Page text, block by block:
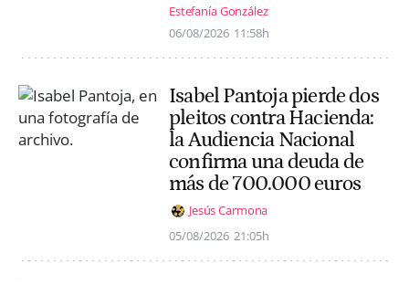
Estefanía González
06/08/2026 11:58h
Isabel Pantoja pierde dos
pleitos contra Hacienda:
la Audiencia Nacional
confirma una deuda de
más de 700.000 euros
Jesús Carmona
05/08/2026 21:05h